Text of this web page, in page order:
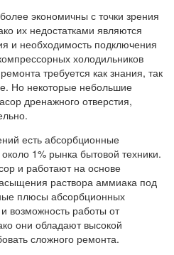
экономичны с точки зрения
их недостатками являются
и необходимость подключения
холодильников
требуется как знания, так
Но некоторые небольшие
дренажного отверстия,
есть абсорбционные
1% рынка бытовой техники.
и работают на основе
раствора аммиака под
плюсы абсорбционных
возможность работы от
они обладают высокой
сложного ремонта.